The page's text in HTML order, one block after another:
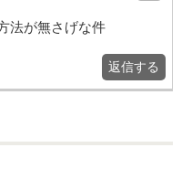
法が無さげな件
返信する